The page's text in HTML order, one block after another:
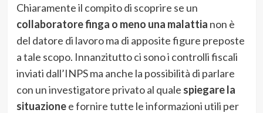
Chiaramente il compito di scoprire se un
collaboratore finga o meno una malattia non è
del datore di lavoro ma di apposite figure preposte
a tale scopo. Innanzitutto ci sono i controlli fiscali
inviati dall’INPS ma anche la possibilità di parlare
con un investigatore privato al quale spiegare la
situazionee fornire tutte le informazioni utili per